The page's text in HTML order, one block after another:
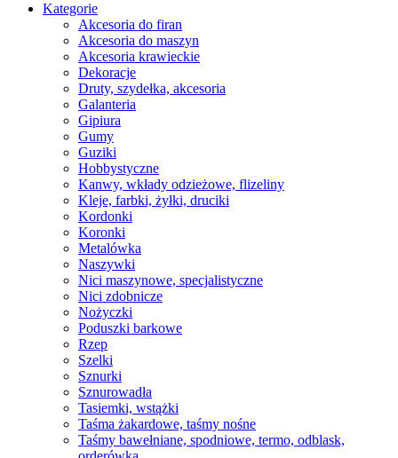
Kategorie
Akcesoria do firan
Akcesoria do maszyn
Akcesoria krawieckie
Dekoracje
Druty, szydełka, akcesoria
Galanteria
Gipiura
Gumy
Guziki
Hobbystyczne
Kanwy, wkłady odzieżowe, flizeliny
Kleje, farbki, żyłki, druciki
Kordonki
Koronki
Metalówka
Naszywki
Nici maszynowe, specjalistyczne
Nici zdobnicze
Nożyczki
Poduszki barkowe
Rzep
Szelki
Sznurki
Sznurowadła
Tasiemki, wstążki
Taśma żakardowe, taśmy nośne
Taśmy bawełniane, spodniowe, termo, odblask,